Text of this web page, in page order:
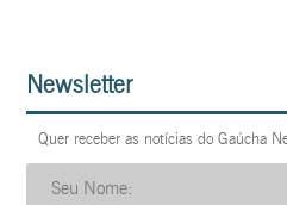
Newsletter
Quer receber as notícias do Gaúcha